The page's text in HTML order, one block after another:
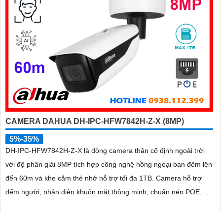
CAMERA DAHUA DH-IPC-HFW7842H-Z-X (8MP)
5%-35%
DH-IPC-HFW7842H-Z-X là dòng camera thân cố định ngoài trời
với độ phân giải 8MP tích hợp công nghệ hồng ngoại ban đêm lên
đến 60m và khe cắm thẻ nhớ hỗ trợ tối đa 1TB. Camera hỗ trợ
đếm người, nhận diện khuôn mặt thông minh, chuẩn nén POE,